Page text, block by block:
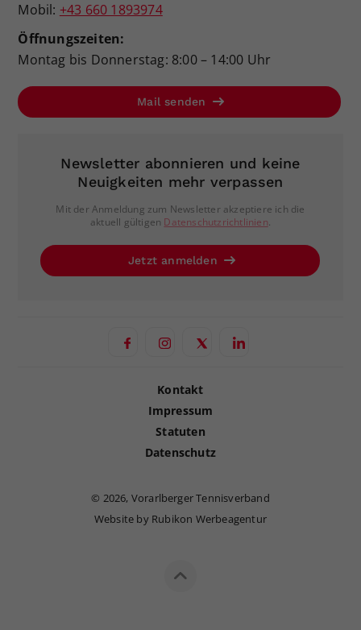
Mobil: +43 660 1893974
Öffnungszeiten:
Montag bis Donnerstag: 8:00 – 14:00 Uhr
Mail senden
Newsletter abonnieren und keine
Neuigkeiten mehr verpassen
Mit der Anmeldung zum Newsletter akzeptiere ich die
aktuell gültigen Datenschutzrichtlinien.
Jetzt anmelden
Kontakt
Impressum
Statuten
Datenschutz
© 2026, Vorarlberger Tennisverband
Website by Rubikon Werbeagentur